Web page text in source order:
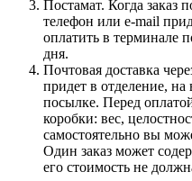
Постамат. Когда заказ
телефон или e-mail
оплатить в терминале
дня.
Почтовая доставка
придет в отделение,
посылке. Перед
коробки: вес,
самостоятельно вы
Один заказ может
его стоимость не